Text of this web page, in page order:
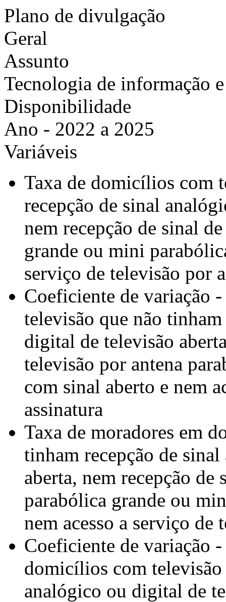
Plano de divulgação
Geral
Assunto
Tecnologia de informação
Disponibilidade
Ano - 2022 a 2025
Variáveis
Taxa de domicílios com
recepção de sinal
nem recepção de sinal
grande ou mini
serviço de televisão por
Coeficiente de variação
televisão que não
digital de televisão
televisão por antena
com sinal aberto e nem
assinatura
Taxa de moradores em
tinham recepção de
aberta, nem recepção
parabólica grande ou
nem acesso a serviço de
Coeficiente de variação
domicílios com televisão
analógico ou digital de